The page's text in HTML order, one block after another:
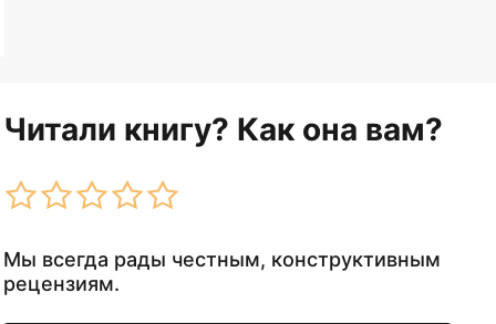
Читали книгу? Как она вам?
Мы всегда рады честным, конструктивным
рецензиям.